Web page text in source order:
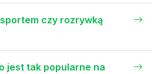
czy rozrywką
jest tak popularne na